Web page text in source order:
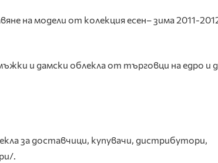
на модели от колекция есен–зима 2011-
и дамски облекла от търговци на едро и
за доставчици, купувачи, дистрибутори,
.